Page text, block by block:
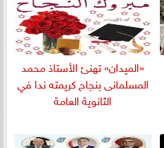
«الميدان» تهنئ الأستاذ محمد
المسلمانى بنجاح كريمته ندا في
الثانوية العامة